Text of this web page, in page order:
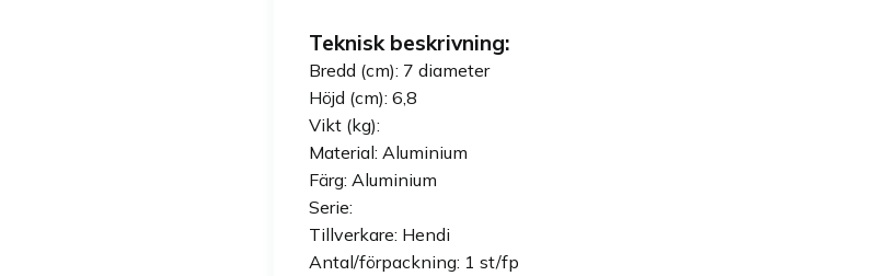
Teknisk beskrivning:
Bredd (cm): 7 diameter
Höjd (cm): 6,8
Vikt (kg):
Material: Aluminium
Färg: Aluminium
Serie:
Tillverkare: Hendi
Antal/förpackning: 1 st/fp